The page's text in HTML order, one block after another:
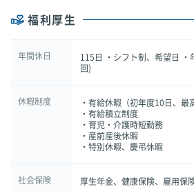
福利厚生
年間休日
115日 ・シフト制、希望日 ・
回)
休暇制度
・有給休暇（初年度10日、最
・有給積立制度
・育児・介護時短勤務
・産前産後休暇
・特別休暇、慶弔休暇
社会保険 厚生年金、健康保険、雇用保